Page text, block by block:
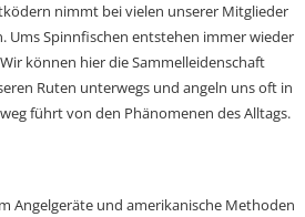
nimmt bei vielen unserer Mitglieder
Ums Spinnfischen entstehen immer wieder
können hier die Sammelleidenschaft
Ruten unterwegs und angeln uns oft in
führt von den Phänomenen des Alltags.
Angelgeräte und amerikanische Methoden